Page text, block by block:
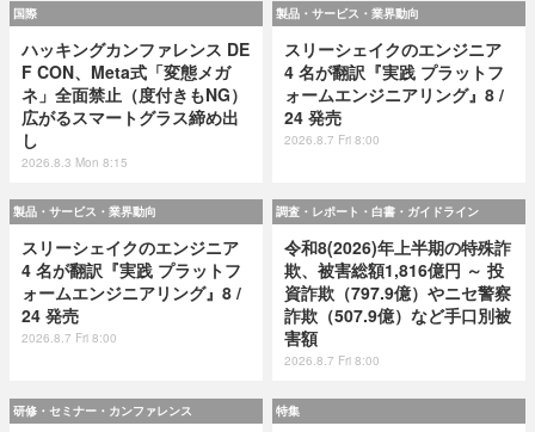
国際
ハッキングカンファレンス DE
F CON、Meta式「変態メガ
ネ」全面禁止（度付きもNG）
広がるスマートグラス締め出
し
2026.8.3 Mon 8:15
製品・サービス・業界動向
スリーシェイクのエンジニア
4 名が翻訳『実践 プラットフ
ォームエンジニアリング』8 /
24 発売
2026.8.7 Fri 8:00
製品・サービス・業界動向
スリーシェイクのエンジニア
4 名が翻訳『実践 プラットフ
ォームエンジニアリング』8 /
24 発売
2026.8.7 Fri 8:00
調査・レポート・白書・ガイドライン
令和8(2026)年上半期の特殊詐
欺、被害総額1,816億円 ～ 投
資詐欺（797.9億）やニセ警察
詐欺（507.9億）など手口別被
害額
2026.8.7 Fri 8:00
研修・セミナー・カンファレンス 特集